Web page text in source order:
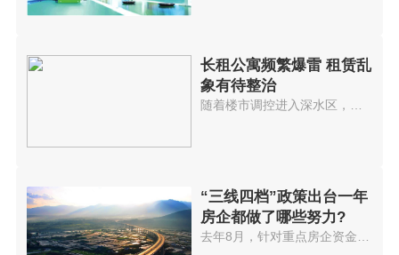
长租公寓频繁爆雷 租赁乱
象有待整治
“三线四档”政策出台一年
房企都做了哪些努力?